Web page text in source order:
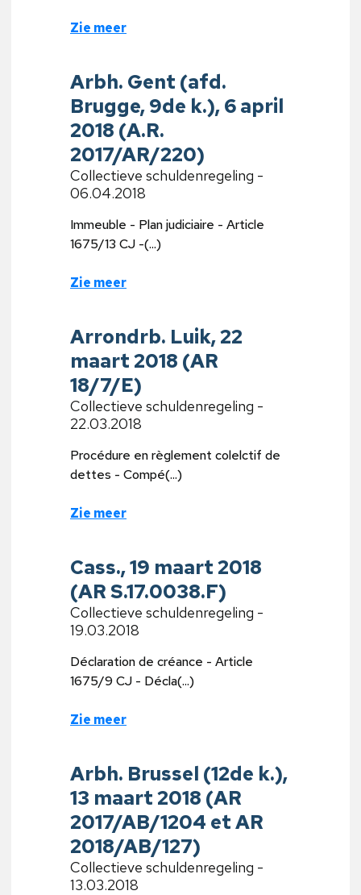
Zie meer
Arbh. Gent (afd.
Brugge, 9de k.), 6 april
2018 (A.R.
2017/AR/220)
Collectieve schuldenregeling -
06.04.2018
Immeuble - Plan judiciaire - Article
1675/13 CJ -(...)
Zie meer
Arrondrb. Luik, 22
maart 2018 (AR
18/7/E)
Collectieve schuldenregeling -
22.03.2018
Procédure en règlement colelctif de
dettes - Compé(...)
Zie meer
Cass., 19 maart 2018
(AR S.17.0038.F)
Collectieve schuldenregeling -
19.03.2018
Déclaration de créance - Article
1675/9 CJ - Décla(...)
Zie meer
Arbh. Brussel (12de k.),
13 maart 2018 (AR
2017/AB/1204 et AR
2018/AB/127)
Collectieve schuldenregeling -
13.03.2018